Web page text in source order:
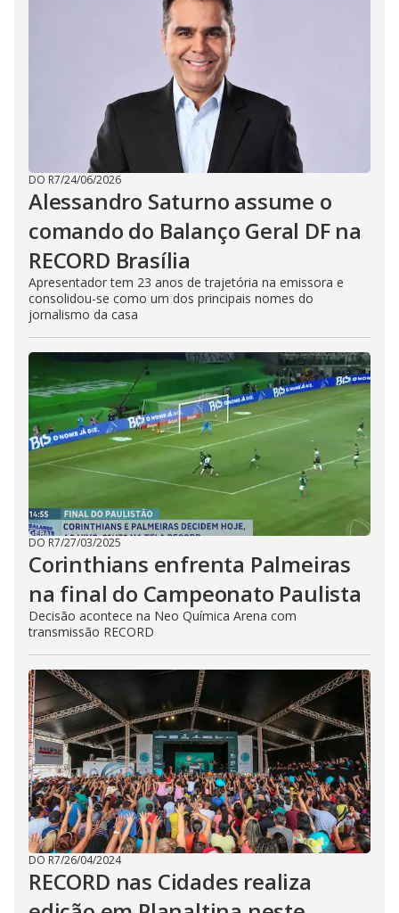
d
e
o
DO R7/24/06/2026
Alessandro Saturno assume o
comando do Balanço Geral DF na
RECORD Brasília
Apresentador tem 23 anos de trajetória na emissora e
consolidou-se como um dos principais nomes do
jornalismo da casa
DO R7/27/03/2025
Corinthians enfrenta Palmeiras
na final do Campeonato Paulista
Decisão acontece na Neo Química Arena com
transmissão RECORD
DO R7/26/04/2024
RECORD nas Cidades realiza